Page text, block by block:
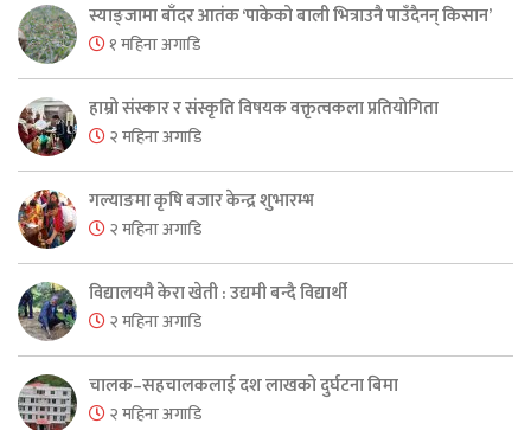
स्याङ्जामा बाँदर आतंक ‘पाकेको बाली भित्राउनै पाउँदैनन् किसान’
१ महिना अगाडि
हाम्रो संस्कार र संस्कृति विषयक वक्तृत्वकला प्रतियोगिता
२ महिना अगाडि
गल्याङमा कृषि बजार केन्द्र शुभारम्भ
२ महिना अगाडि
विद्यालयमै केरा खेती : उद्यमी बन्दै विद्यार्थी
२ महिना अगाडि
चालक–सहचालकलाई दश लाखको दुर्घटना बिमा
२ महिना अगाडि